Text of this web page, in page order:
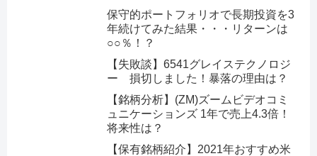
保守的ポートフォリオで長期投資を3
年続けてみた結果・・・リターンは
○○％！？
【失敗談】6541グレイステクノロジ
ー 損切しました！暴落の理由は？
【銘柄分析】(ZM)ズームビデオコミ
ュニケーションズ 1年で売上4.3倍！
将来性は？
【保有銘柄紹介】2021年おすすめ米